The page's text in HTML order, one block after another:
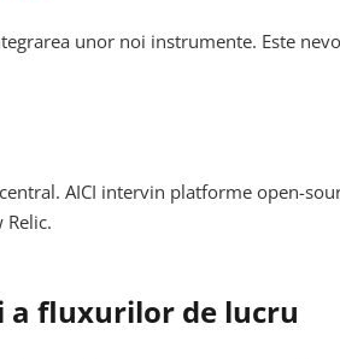
unor noi instrumente. Este
AICI intervin platforme open-
Relic.
a fluxurilor de lucru